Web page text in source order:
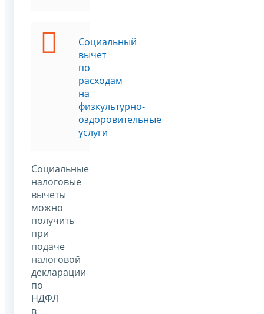
Социальный
вычет
по
расходам
на
физкультурно-
оздоровительные
услуги
Социальные
налоговые
вычеты
можно
получить
при
подаче
налоговой
декларации
по
НДФЛ
в